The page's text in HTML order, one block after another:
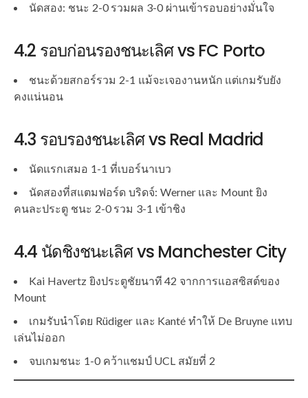
นัดสอง: ชนะ 2-0 รวมผล 3-0 ผ่านเข้ารอบอย่างมั่นใจ
4.2 รอบก่อนรองชนะเลิศ vs FC Porto
ชนะด้วยสกอร์รวม 2-1 แม้จะเจองานหนัก แต่เกมรับยัง
คงแน่นอน
4.3 รอบรองชนะเลิศ vs Real Madrid
นัดแรกเสมอ 1-1 ที่เบอร์นาเบว
นัดสองที่สแตมฟอร์ด บริดจ์: Werner และ Mount ยิง
คนละประตู ชนะ 2-0 รวม 3-1 เข้าชิง
4.4 นัดชิงชนะเลิศ vs Manchester City
Kai Havertz ยิงประตูชัยนาที 42 จากการแอสซิสต์ของ
Mount
เกมรับนำโดย Rüdiger และ Kanté ทำให้ De Bruyne แทบ
เล่นไม่ออก
จบเกมชนะ 1-0 คว้าแชมป์ UCL สมัยที่ 2